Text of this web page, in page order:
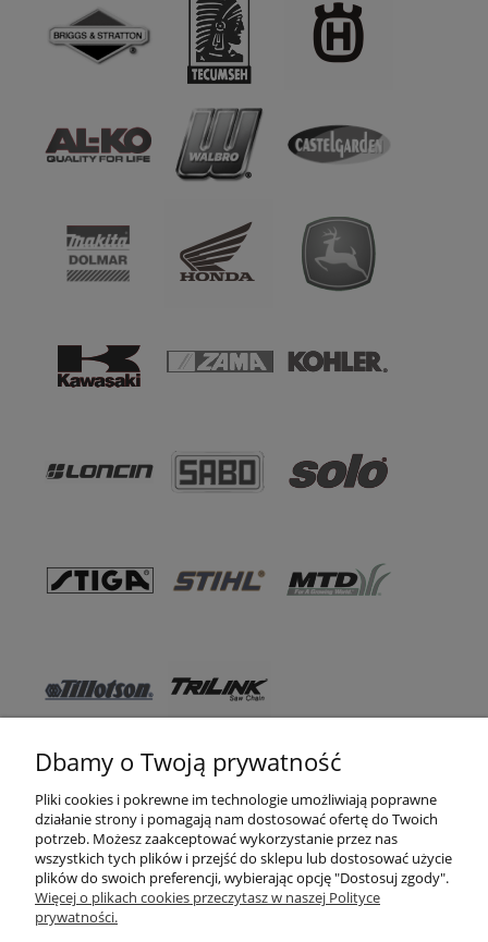
Pomoc
WSO TEXAS
Moje konto
Dbamy o Twoją prywatność
Pliki cookies i pokrewne im technologie umożliwiają poprawne
działanie strony i pomagają nam dostosować ofertę do Twoich
potrzeb. Możesz zaakceptować wykorzystanie przez nas
wszystkich tych plików i przejść do sklepu lub dostosować użycie
plików do swoich preferencji, wybierając opcję "Dostosuj zgody".
Więcej o plikach cookies przeczytasz w naszej Polityce
prywatności.